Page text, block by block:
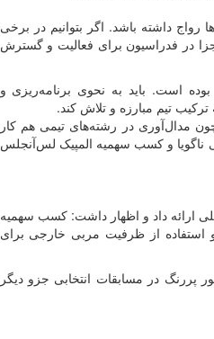
داشته باشد‌. اگر بتوانیم در برخی
در فدراسیون برای فعالیت و گسترش
است. باید به نحوی برنامه‌ریزی و
تیم مبارزه و تلاش کند‌.
مدال‌آوری در رشته‌های تیمی هم کار
و کسب سهمیه المپیک لس‌آنجلس
ارائه داد و اظهار داشت: کسب سهمیه
استفاده از ظرفیت مربی خارجی برای
زیر ۲۳ سال و آماده‌سازی جهت حضور پررنگ در مسابقات انتخابی جزو دیگر